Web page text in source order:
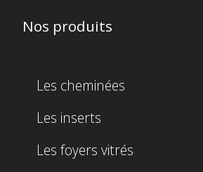
Nos produits
Les cheminées
Les inserts
Les foyers vitrés